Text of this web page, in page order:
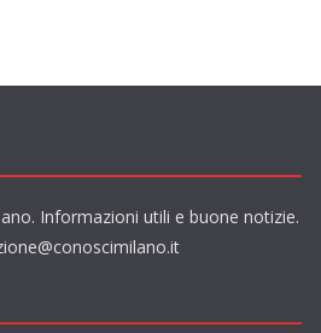
Informazioni utili e buone notizie.